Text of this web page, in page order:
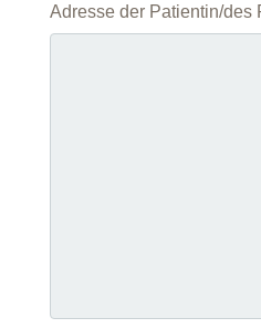
Adresse der Patientin/des